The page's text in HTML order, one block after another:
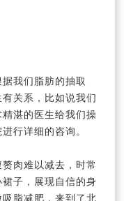
我们脂肪的抽取
关系，比如说我们
湛的医生给我们操
行详细的咨询。
肉难以减去，时常
子，展现自信的身
脂减肥，来到了北